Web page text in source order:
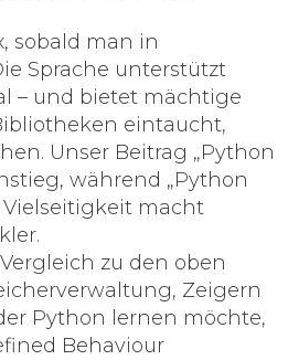
sobald man in
Sprache unterstützt
– und bietet mächtige
eintaucht,
Unser Beitrag „Python
während „Python
Vielseitigkeit macht
zu den oben
Zeigern
Python lernen möchte,
Behaviour